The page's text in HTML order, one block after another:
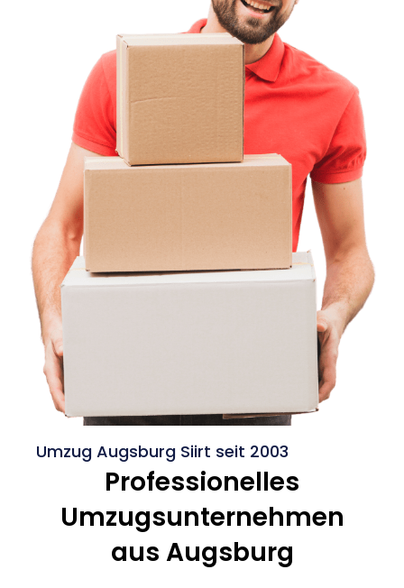
Umzug Augsburg Siirt seit 2003
Professionelles
Umzugsunternehmen
aus Augsburg